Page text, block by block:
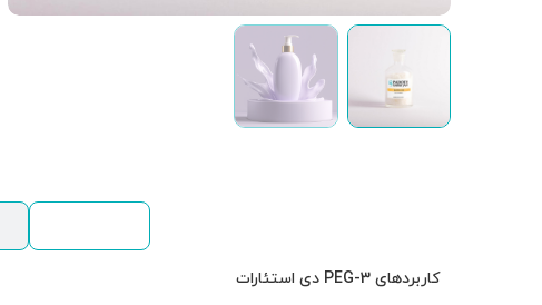
کاربردهای PEG-3 دی استئارات